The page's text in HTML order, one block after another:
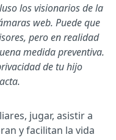
los visionarios de la
web. Puede que
pero en realidad
medida preventiva.
de tu hijo
jugar, asistir a
y facilitan la vida